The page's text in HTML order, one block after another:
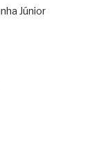
Júnior